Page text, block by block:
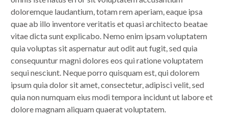
doloremque laudantium, totam rem aperiam, eaque ipsa
quae ab illo inventore veritatis et quasi architecto beatae
vitae dicta sunt explicabo. Nemo enim ipsam voluptatem
quia voluptas sit aspernatur aut odit aut fugit, sed quia
consequuntur magni dolores eos qui ratione voluptatem
sequi nesciunt. Neque porro quisquam est, qui dolorem
ipsum quia dolor sit amet, consectetur, adipisci velit, sed
quia non numquam eius modi tempora incidunt ut labore et
dolore magnam aliquam quaerat voluptatem.